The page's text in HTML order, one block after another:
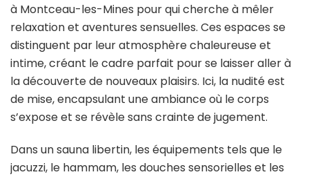
à Montceau-les-Mines pour qui cherche à mêler
relaxation et aventures sensuelles. Ces espaces se
distinguent par leur atmosphère chaleureuse et
intime, créant le cadre parfait pour se laisser aller à
la découverte de nouveaux plaisirs. Ici, la nudité est
de mise, encapsulant une ambiance où le corps
s’expose et se révèle sans crainte de jugement.
Dans un sauna libertin, les équipements tels que le
jacuzzi, le hammam, les douches sensorielles et les